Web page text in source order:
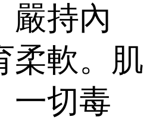
嚴持內
柔軟。肌
一切毒